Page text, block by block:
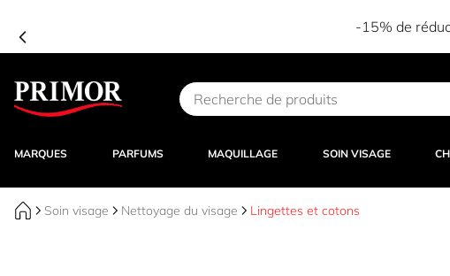
-15% de
Aller au contenu
MARQUES PARFUMS MAQUILLAGE SOIN VISAGE
Soin visage Nettoyage du visage Lingettes et cotons